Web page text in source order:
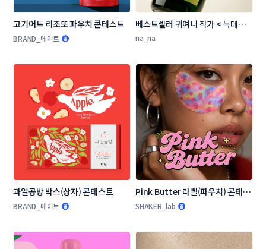
고기어트 리조또 파우치 콘테스트
BRAND_메이트
베스트셀러 귀여니 작가 < 늑대의
유혹 > 와인 라벨 디자인 콘테스트
na_na
과일공방 박스(상자) 콘테스트
BRAND_메이트
Pink Butter 라벨(파우치) 콘테스
트
SHAKER_lab